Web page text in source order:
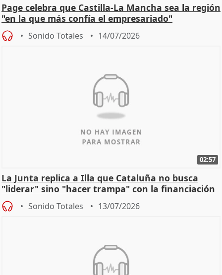
Page celebra que Castilla-La Mancha sea la región
"en la que más confía el empresariado"
Sonido Totales 14/07/2026
02:57
La Junta replica a Illa que Cataluña no busca
"liderar" sino "hacer trampa" con la financiación
Sonido Totales 13/07/2026